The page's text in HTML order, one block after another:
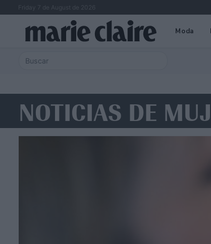
Friday 7 de August de 2026
Moda
NOTICIAS DE